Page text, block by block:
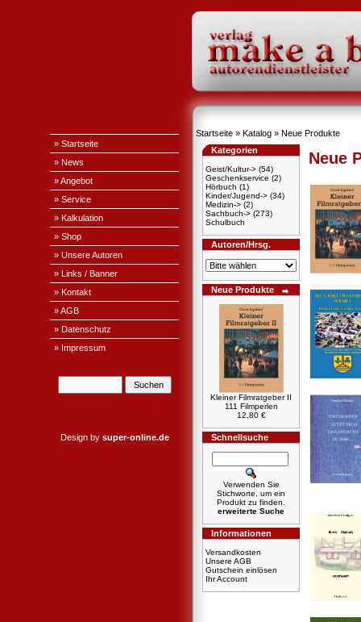
» Startseite
» News
» Angebot
» Service
» Kalkulation
» Shop
» Unsere Autoren
» Links / Banner
» Kontakt
» AGB
» Datenschutz
» Impressum
Design by super-online.de
Startseite » Katalog » Neue Produkte
Kategorien
Geist/Kultur-> (54)
Geschenkservice (2)
Hörbuch (1)
Kinder/Jugend-> (34)
Medizin-> (2)
Sachbuch-> (273)
Schulbuch
Autoren/Hrsg.
Neue Produkte
Kleiner Filmratgeber II
111 Filmperlen
12,80 €
Schnellsuche
Verwenden Sie
Stichworte, um ein
Produkt zu finden.
erweiterte Suche
Informationen
Versandkosten
Unsere AGB
Gutschein einlösen
Ihr Account
Neue